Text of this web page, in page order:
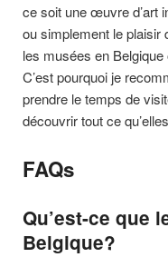
ce soit une œuvre d’art
ou simplement le plaisir
les musées en
C’est pourquoi je
prendre le temps de
découvrir tout ce
FAQs
Qu’est-ce que
Belgique?